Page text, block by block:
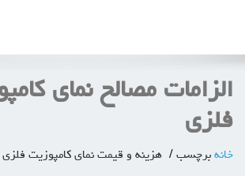
الزامات مصالح نمای
فلزی
خانه برچسب هزینه و قیمت نمای کامپوزیت فلزی